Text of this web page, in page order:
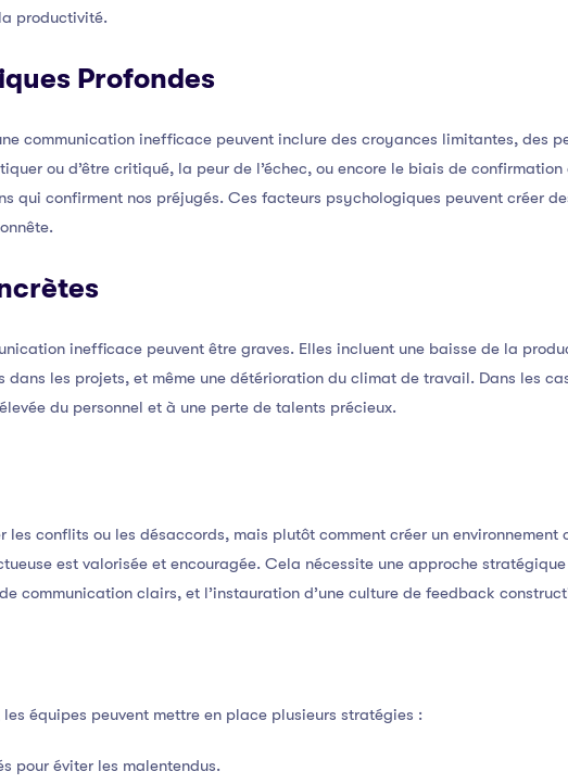
productivité.
Profondes
communication inefficace peuvent inclure des croyances limitantes, des
ou d’être critiqué, la peur de l’échec, ou encore le biais de confirmation
qui confirment nos préjugés. Ces facteurs psychologiques peuvent créer
inefficace peuvent être graves. Elles incluent une baisse de la
dans les projets, et même une détérioration du climat de travail. Dans les
du personnel et à une perte de talents précieux.
les conflits ou les désaccords, mais plutôt comment créer un environnement
est valorisée et encouragée. Cela nécessite une approche
communication clairs, et l’instauration d’une culture de feedback
équipes peuvent mettre en place plusieurs stratégies :
pour éviter les malentendus.